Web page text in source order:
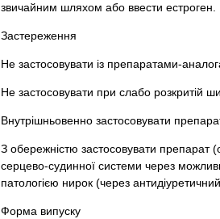
звичайним шляхом або ввести естроген.
Застереження
Не застосовувати із препаратами-
Не застосовувати при слабо розкритій
Внутрішньовенно застосовувати
З обережністю застосовувати препарат
серцево-судинної системи через
патологією нирок (через
Форма випуску